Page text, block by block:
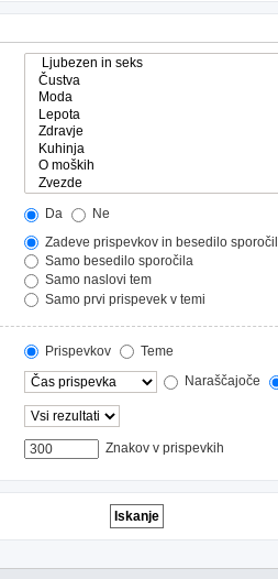
Da
Ne
Zadeve prispevkov in besedilo sporočil
Samo besedilo sporočila
Samo naslovi tem
Samo prvi prispevek v temi
Prispevkov
Teme
Naraščajoče
Znakov v prispevkih